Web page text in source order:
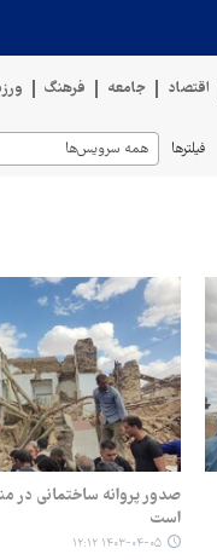
اقتصاد جامعه فرهنگ
فیلترها همه سرویس‌ها
صدور پروانه ساختمانی در
است
۱۴۰۳-۰۴-۰۵ ۱۲:۱۲